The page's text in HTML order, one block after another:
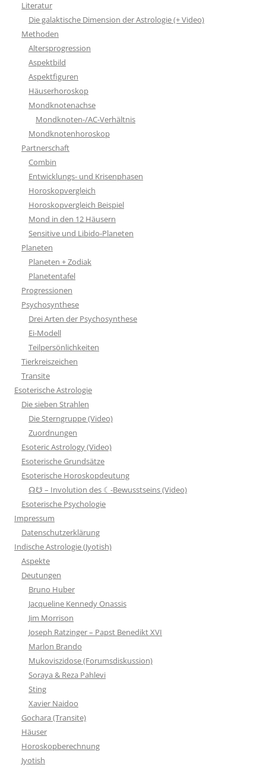
Literatur
Die galaktische Dimension der Astrologie (+ Video)
Methoden
Altersprogression
Aspektbild
Aspektfiguren
Häuserhoroskop
Mondknotenachse
Mondknoten-/AC-Verhältnis
Mondknotenhoroskop
Partnerschaft
Combin
Entwicklungs- und Krisenphasen
Horoskopvergleich
Horoskopvergleich Beispiel
Mond in den 12 Häusern
Sensitive und Libido-Planeten
Planeten
Planeten + Zodiak
Planetentafel
Progressionen
Psychosynthese
Drei Arten der Psychosynthese
Ei-Modell
Teilpersönlichkeiten
Tierkreiszeichen
Transite
Esoterische Astrologie
Die sieben Strahlen
Die Sterngruppe (Video)
Zuordnungen
Esoteric Astrology (Video)
Esoterische Grundsätze
Esoterische Horoskopdeutung
☊☋ – Involution des ☾-Bewusstseins (Video)
Esoterische Psychologie
Impressum
Datenschutzerklärung
Indische Astrologie (Jyotish)
Aspekte
Deutungen
Bruno Huber
Jacqueline Kennedy Onassis
Jim Morrison
Joseph Ratzinger – Papst Benedikt XVI
Marlon Brando
Mukoviszidose (Forumsdiskussion)
Soraya & Reza Pahlevi
Sting
Xavier Naidoo
Gochara (Transite)
Häuser
Horoskopberechnung
Jyotish